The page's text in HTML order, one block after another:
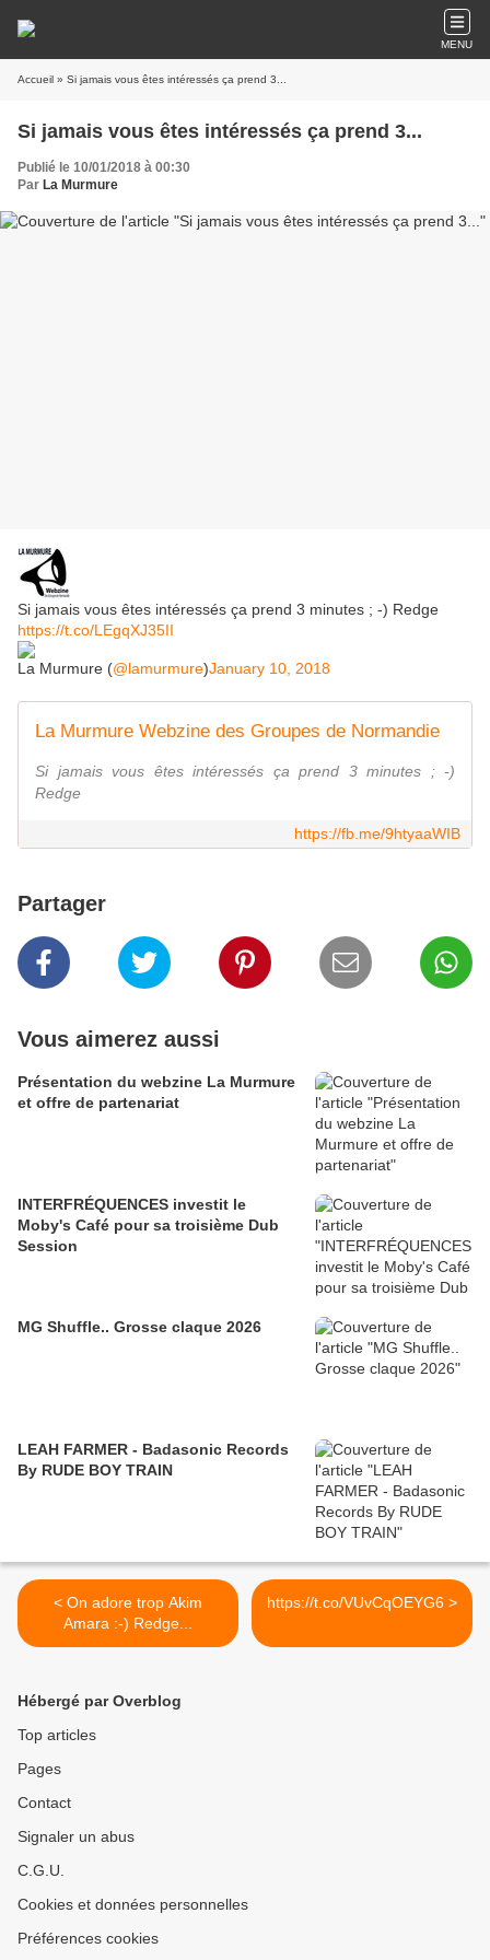
MENU
Accueil » Si jamais vous êtes intéressés ça prend 3...
Si jamais vous êtes intéressés ça prend 3...
Publié le 10/01/2018 à 00:30
Par La Murmure
Si jamais vous êtes intéressés ça prend 3 minutes ; -) Redge
https://t.co/LEgqXJ35II
La Murmure (@lamurmure)January 10, 2018
La Murmure Webzine des Groupes de Normandie
Si jamais vous êtes intéressés ça prend 3 minutes ; -)
Redge
https://fb.me/9htyaaWIB
Partager
Vous aimerez aussi
Présentation du webzine La Murmure
et offre de partenariat
INTERFRÉQUENCES investit le
Moby's Café pour sa troisième Dub
Session
MG Shuffle.. Grosse claque 2026
LEAH FARMER - Badasonic Records
By RUDE BOY TRAIN
< On adore trop Akim
Amara :-) Redge...
https://t.co/VUvCqOEYG6 >
Hébergé par Overblog
Top articles
Pages
Contact
Signaler un abus
C.G.U.
Cookies et données personnelles
Préférences cookies